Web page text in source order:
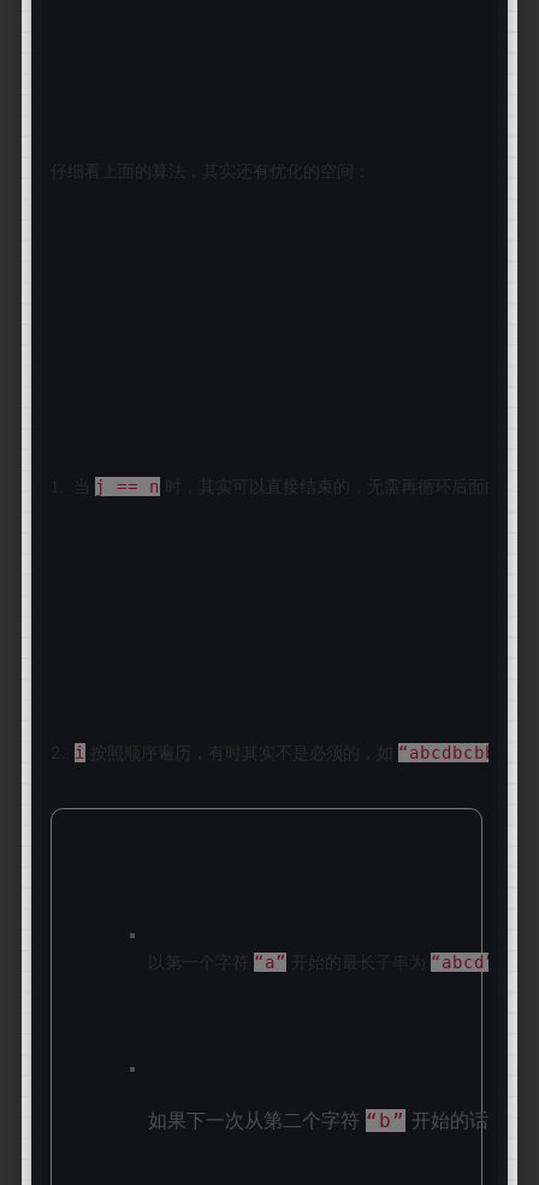
仔细看上面的算法，其实还有优化的空间：
1.  当 j == n 时，其实可以直接结束的，无需再循环后面的
2. i 按照顺序遍历，有时其实不是必须的，如 “abcdbcbb”
以第一个字符 “a” 开始的最长子串为 “abcd”
如果下一次从第二个字符 “b” 开始的话，其